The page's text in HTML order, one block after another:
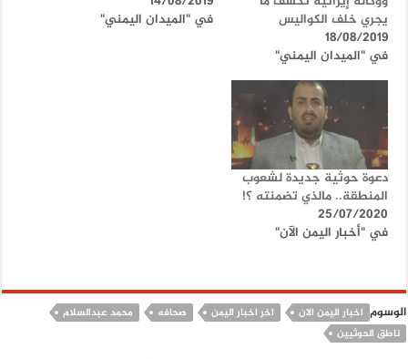
يجري خلف الكواليس
18/08/2019
في "الميدان اليمني"
في "الميدان اليمني"
دعوة حوثية جديدة لشعوب
المنطقة.. مالذي تضمنته ؟!
25/07/2020
في "أخبار اليمن الآن"
الوسوم اخبار اليمن الان اخر اخبار اليمن صحافه
محمد عبدالسلام
ناطق الحوثيين